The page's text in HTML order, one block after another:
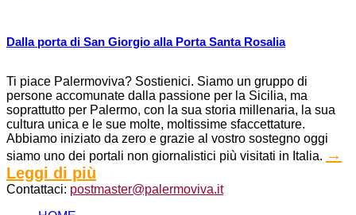
Dalla porta di San Giorgio alla Porta Santa Rosalia
Ti piace Palermoviva? Sostienici. Siamo un gruppo di
persone accomunate dalla passione per la Sicilia, ma
soprattutto per Palermo, con la sua storia millenaria, la sua
cultura unica e le sue molte, moltissime sfaccettature.
Abbiamo iniziato da zero e grazie al vostro sostegno oggi
siamo uno dei portali non giornalistici più visitati in Italia. →
Leggi di più
Contattaci: postmaster@palermoviva.it